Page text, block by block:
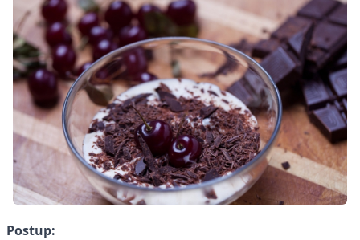
Postup: